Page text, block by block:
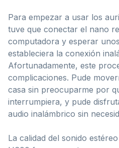
Para empezar a usar los
tuve que conectar el nano
computadora y esperar
estableciera la conexión
Afortunadamente, este
complicaciones. Pude
casa sin preocuparme por
interrumpiera, y pude
audio inalámbrico sin
La calidad del sonido